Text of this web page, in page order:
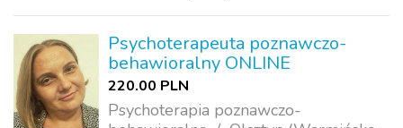
koncentracją, motywacją. Wsparcie w
samorozwoju.
Psychoterapeuta poznawczo-
behawioralny ONLINE
220.00 PLN
Psychoterapia poznawczo-